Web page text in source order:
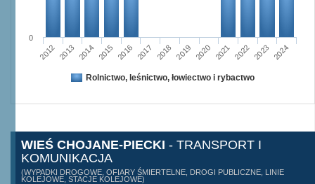
2012 2013 2014 2015 2016 2017 2018 2019 2020 2021 2022 2023 2024
0
Rolnictwo, leśnictwo, łowiectwo i rybactwo
WIEŚ CHOJANE-PIECKI - TRANSPORT I
KOMUNIKACJA
(WYPADKI DROGOWE, OFIARY ŚMIERTELNE, DROGI PUBLICZNE, LINIE
KOLEJOWE, STACJE KOLEJOWE)